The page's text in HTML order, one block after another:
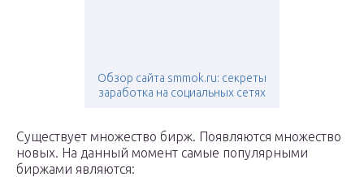
Обзор сайта smmok.ru: секреты
заработка на социальных сетях
Существует множество бирж. Появляются множество
новых. На данный момент самые популярными
биржами являются: